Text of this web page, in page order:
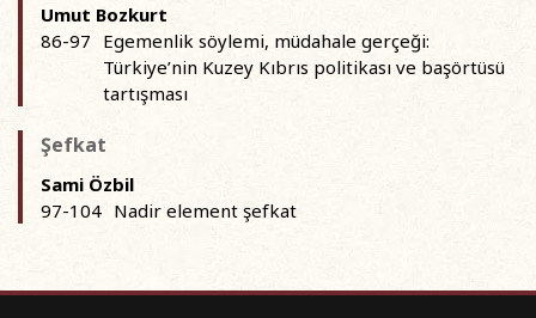
Umut Bozkurt
86-97 Egemenlik söylemi, müdahale gerçeği:
Türkiye’nin Kuzey Kıbrıs politikası ve başörtüsü
tartışması
Şefkat
Sami Özbil
97-104 Nadir element şefkat